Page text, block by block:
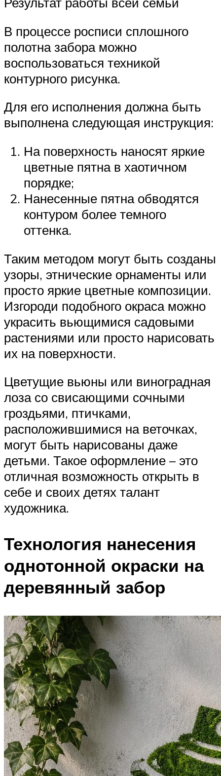
В процессе росписи сплошного
полотна забора можно
воспользоваться техникой
контурного рисунка.
Для его исполнения должна быть
выполнена следующая инструкция:
На поверхность наносят яркие
цветные пятна в хаотичном
порядке;
Нанесенные пятна обводятся
контуром более темного
оттенка.
Таким методом могут быть созданы
узоры, этнические орнаменты или
просто яркие цветные композиции.
Изгороди подобного окраса можно
украсить вьющимися садовыми
растениями или просто нарисовать
их на поверхности.
Цветущие вьюны или виноградная
лоза со свисающими сочными
гроздьями, птичками,
расположившимися на веточках,
могут быть нарисованы даже
детьми. Такое оформление – это
отличная возможность открыть в
себе и своих детях талант
художника.
Технология нанесения
однотонной окраски на
деревянный забор